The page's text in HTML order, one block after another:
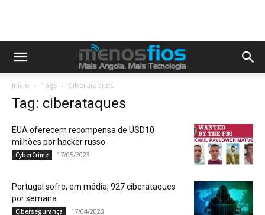
Início Tags Ciberataques
Tag: ciberataques
EUA oferecem recompensa de USD10
milhões por hacker russo
CyberCrime 17/05/2023
Portugal sofre, em média, 927 ciberataques
por semana
Cibersegurança 17/04/2023